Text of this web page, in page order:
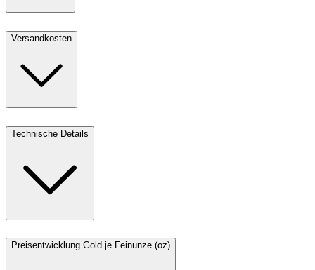
Versandkosten
Technische Details
Preisentwicklung Gold je Feinunze (oz)